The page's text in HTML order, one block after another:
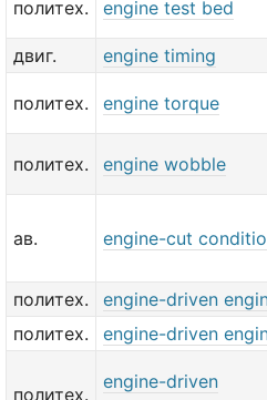
политех. engine test bed
двиг.
engine timing
политех. engine torque
политех. engine wobble
ав. engine-cut
политех.
engine-driven
политех.
engine-driven
политех.
engine-driven